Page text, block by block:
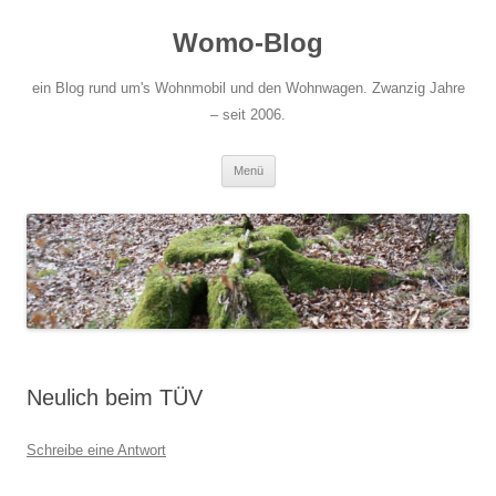
Womo-Blog
ein Blog rund um's Wohnmobil und den Wohnwagen. Zwanzig Jahre
– seit 2006.
Menü
Neulich beim TÜV
Schreibe eine Antwort